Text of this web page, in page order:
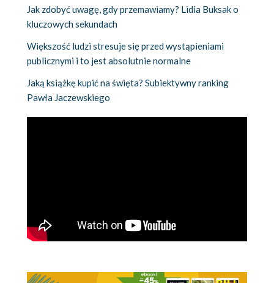
Jak zdobyć uwagę, gdy przemawiamy? Lidia Buksak o
kluczowych sekundach
Większość ludzi stresuje się przed wystąpieniami
publicznymi i to jest absolutnie normalne
Jaką książkę kupić na święta? Subiektywny ranking
Pawła Jaczewskiego